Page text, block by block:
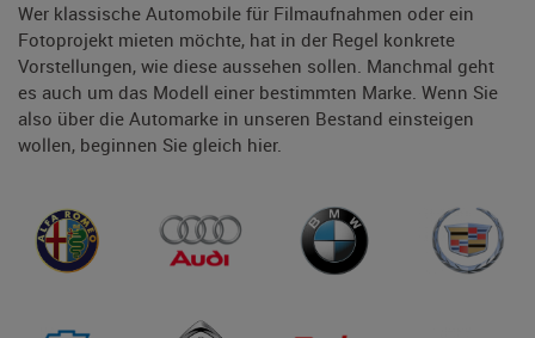
Wer klassische Automobile für Filmaufnahmen oder ein
Fotoprojekt mieten möchte, hat in der Regel konkrete
Vorstellungen, wie diese aussehen sollen. Manchmal geht
es auch um das Modell einer bestimmten Marke. Wenn Sie
also über die Automarke in unseren Bestand einsteigen
wollen, beginnen Sie gleich hier.